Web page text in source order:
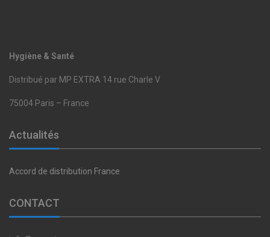
Hygiène & Santé
Distribué par MP EXTRA 14 rue Charle V
75004 Paris – France
Actualités
Accord de distribution France
CONTACT